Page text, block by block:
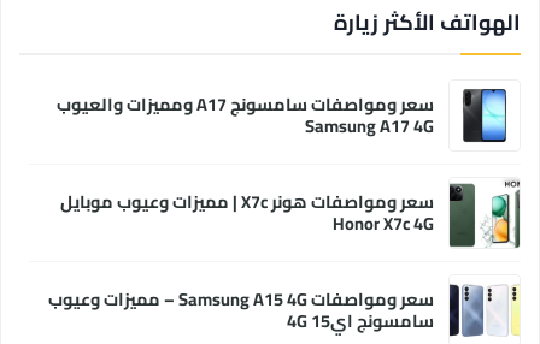
الهواتف الأكثر زيارة
سعر ومواصفات سامسونج A17 ومميزات والعيوب
Samsung A17 4G
سعر ومواصفات هونر X7c | مميزات وعيوب موبايل
Honor X7c 4G
سعر ومواصفات Samsung A15 4G – مميزات وعيوب
سامسونج اي15 4G